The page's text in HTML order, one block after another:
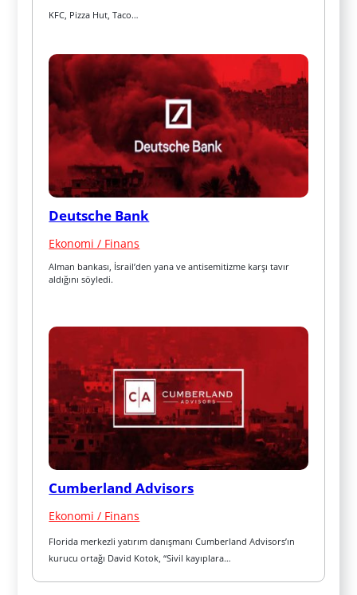
KFC, Pizza Hut, Taco…
Deutsche Bank
Ekonomi / Finans
Alman bankası, İsrail’den yana ve antisemitizme karşı tavır
aldığını söyledi.
Cumberland Advisors
Ekonomi / Finans
Florida merkezli yatırım danışmanı Cumberland Advisors’ın
kurucu ortağı David Kotok, “Sivil kayıplara…